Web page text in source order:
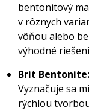
bentonitový
v rôznych
vôňou alebo
výhodné
Brit Bentonite:
Vyznačuje sa
rýchlou